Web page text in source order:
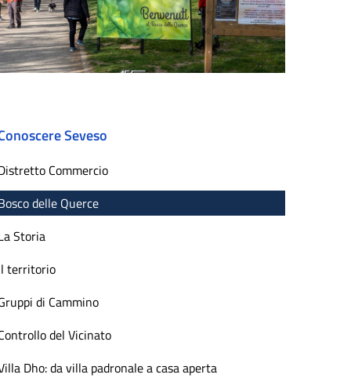
Seveso
Commercio
delle Querce
Storia
territorio
di Cammino
del Vicinato
Dho: da villa padronale a casa aperta